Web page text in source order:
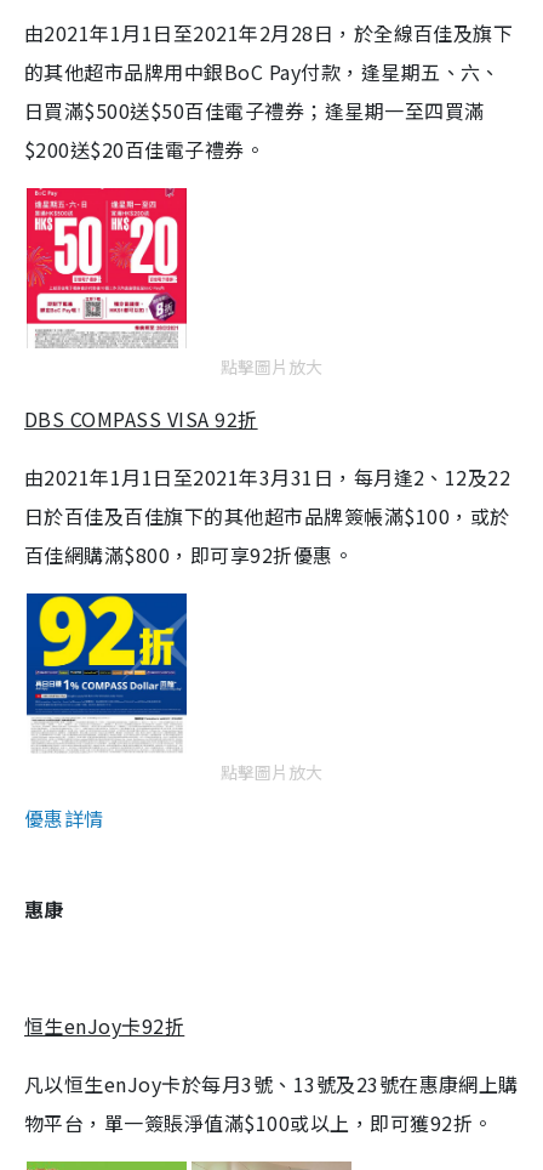
由2021年1月1日至2021年2月28日，於全線百佳及旗下
的其他超市品牌用中銀BoC Pay付款，逢星期五、六、
日買滿$500送$50百佳電子禮券；逢星期一至四買滿
$200送$20百佳電子禮券。
點擊圖片放大
DBS COMPASS VISA 92折
由2021年1月1日至2021年3月31日，每月逢2、12及22
日於百佳及百佳旗下的其他超市品牌簽帳滿$100，或於
百佳網購滿$800，即可享92折優惠。
點擊圖片放大
優惠詳情
惠康
恒生enJoy卡92折
凡以恒生enJoy卡於每月3號、13號及23號在惠康網上購
物平台，單一簽賬淨值滿$100或以上，即可獲92折。